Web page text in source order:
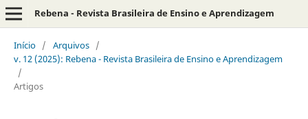
Rebena - Revista Brasileira de Ensino e Aprendizagem
Início / Arquivos /
v. 12 (2025): Rebena - Revista Brasileira de Ensino e Aprendizagem
/
Artigos